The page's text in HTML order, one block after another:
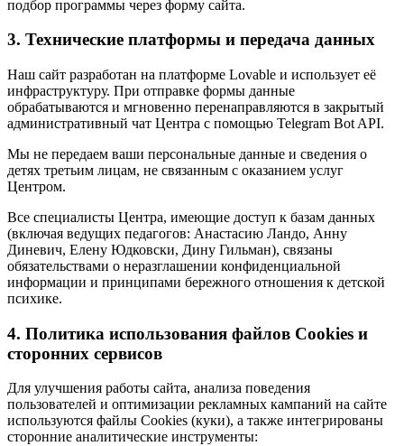
подбор программы через форму сайта.
3. Технические платформы и передача данных
Наш сайт разработан на платформе Lovable и использует её
инфраструктуру. При отправке формы данные
обрабатываются и мгновенно перенаправляются в закрытый
административный чат Центра с помощью Telegram Bot API.
Мы не передаем ваши персональные данные и сведения о
детях третьим лицам, не связанным с оказанием услуг
Центром.
Все специалисты Центра, имеющие доступ к базам данных
(включая ведущих педагогов: Анастасию Ландо, Анну
Диневич, Елену Юдковски, Дину Гильман), связаны
обязательствами о неразглашении конфиденциальной
информации и принципами бережного отношения к детской
психике.
4. Политика использования файлов Cookies и
сторонних сервисов
Для улучшения работы сайта, анализа поведения
пользователей и оптимизации рекламных кампаний на сайте
используются файлы Cookies (куки), а также интегрированы
сторонние аналитические инструменты: